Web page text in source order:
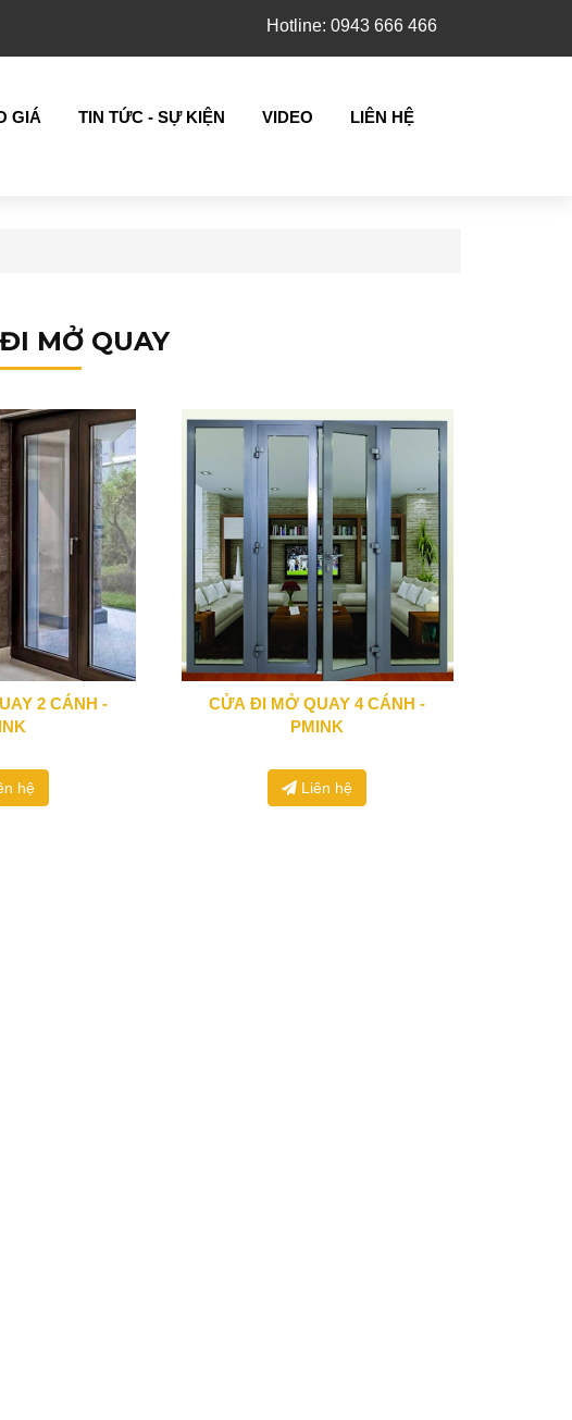
Hotline: 0943 666 466
GIÁ TIN TỨC - SỰ KIỆN VIDEO LIÊN HỆ
MỞ QUAY
466
2 CÁNH -
hệ
0943 666 466
CỬA ĐI MỞ QUAY 4 CÁNH -
PMINK
Liên hệ